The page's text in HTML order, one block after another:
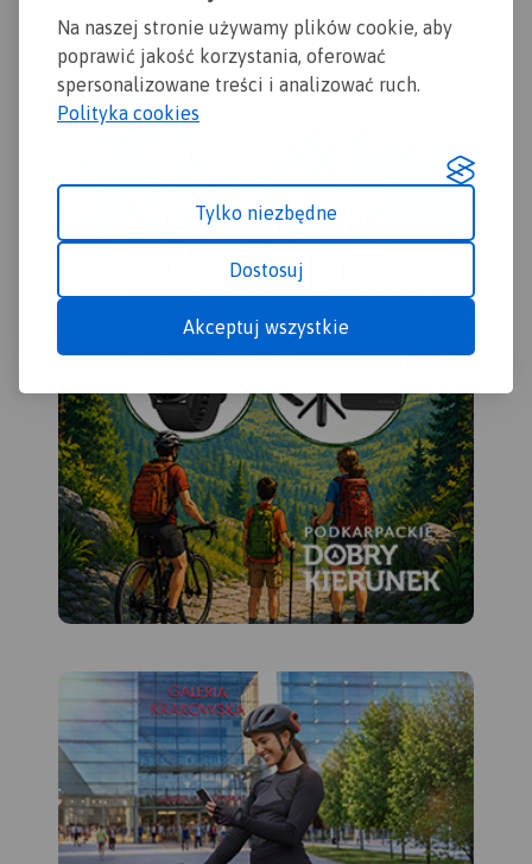
Na naszej stronie używamy plików cookie, aby
poprawić jakość korzystania, oferować
spersonalizowane treści i analizować ruch.
Polityka cookies
Tylko niezbędne
Dostosuj
Akceptuj wszystkie
Chełmżę, Świecie, Grudziądz,
Golub-Dobrzyń oraz
Bydgoszcz.
Rok wydania